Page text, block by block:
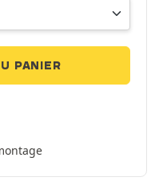
PANIER